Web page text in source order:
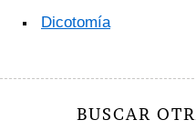
Dicotomía
BUSCAR